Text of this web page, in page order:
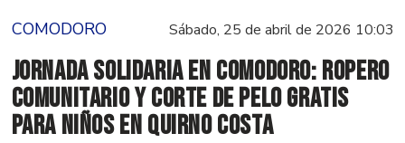
COMODORO Sábado, 25 de abril de 2026 10:03
Jornada solidaria en Comodoro: ropero
comunitario y corte de pelo gratis
para niños en Quirno Costa